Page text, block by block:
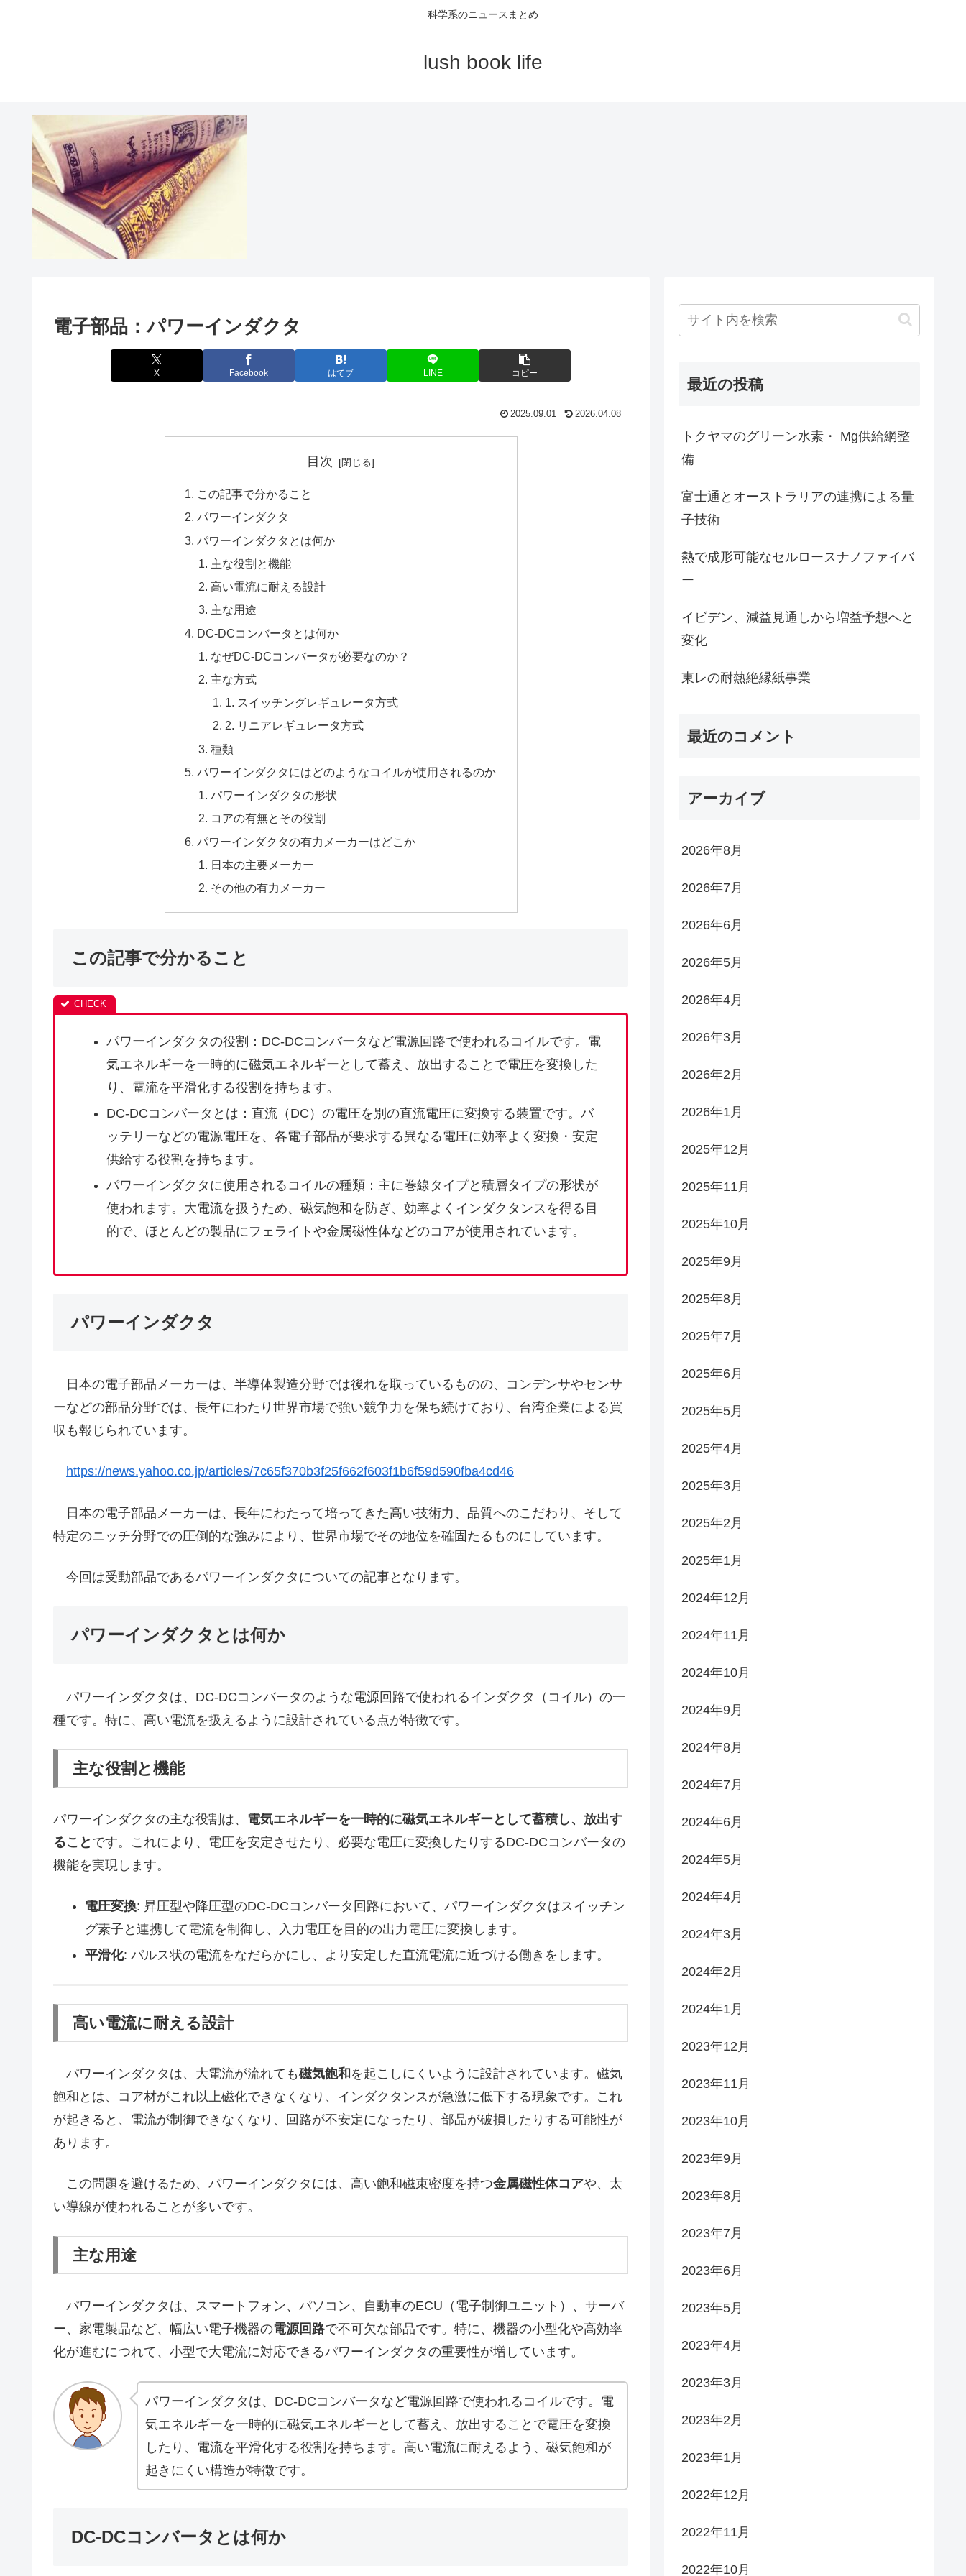
科学系のニュースまとめ
lush book life
電子部品：パワーインダクタ
X Facebook はてブ LINE コピー
2025.09.01 2026.04.08
目次
この記事で分かること
パワーインダクタ
パワーインダクタとは何か
主な役割と機能
高い電流に耐える設計
主な用途
DC-DCコンバータとは何か
なぜDC-DCコンバータが必要なのか？
主な方式
1. スイッチングレギュレータ方式
2. リニアレギュレータ方式
種類
パワーインダクタにはどのようなコイルが使用されるのか
パワーインダクタの形状
コアの有無とその役割
パワーインダクタの有力メーカーはどこか
日本の主要メーカー
その他の有力メーカー
この記事で分かること
パワーインダクタの役割：DC-DCコンバータなど電源回路で使われるコイルです。電
気エネルギーを一時的に磁気エネルギーとして蓄え、放出することで電圧を変換した
り、電流を平滑化する役割を持ちます。
DC-DCコンバータとは：直流（DC）の電圧を別の直流電圧に変換する装置です。バ
ッテリーなどの電源電圧を、各電子部品が要求する異なる電圧に効率よく変換・安定
供給する役割を持ちます。
パワーインダクタに使用されるコイルの種類：主に巻線タイプと積層タイプの形状が
使われます。大電流を扱うため、磁気飽和を防ぎ、効率よくインダクタンスを得る目
的で、ほとんどの製品にフェライトや金属磁性体などのコアが使用されています。
パワーインダクタ
日本の電子部品メーカーは、半導体製造分野では後れを取っているものの、コンデンサやセンサ
ーなどの部品分野では、長年にわたり世界市場で強い競争力を保ち続けており、台湾企業による買
収も報じられています。
https://news.yahoo.co.jp/articles/7c65f370b3f25f662f603f1b6f59d590fba4cd46
日本の電子部品メーカーは、長年にわたって培ってきた高い技術力、品質へのこだわり、そして
特定のニッチ分野での圧倒的な強みにより、世界市場でその地位を確固たるものにしています。
今回は受動部品であるパワーインダクタについての記事となります。
パワーインダクタとは何か
パワーインダクタは、DC-DCコンバータのような電源回路で使われるインダクタ（コイル）の一
種です。特に、高い電流を扱えるように設計されている点が特徴です。
主な役割と機能
パワーインダクタの主な役割は、 電気エネルギーを一時的に磁気エネルギーとして蓄積し、放出す
ること です。これにより、電圧を安定させたり、必要な電圧に変換したりするDC-DCコンバータの
機能を実現します。
電圧変換: 昇圧型や降圧型のDC-DCコンバータ回路において、パワーインダクタはスイッチン
グ素子と連携して電流を制御し、入力電圧を目的の出力電圧に変換します。
平滑化: パルス状の電流をなだらかにし、より安定した直流電流に近づける働きをします。
高い電流に耐える設計
パワーインダクタは、大電流が流れても磁気飽和を起こしにくいように設計されています。磁気
飽和とは、コア材がこれ以上磁化できなくなり、インダクタンスが急激に低下する現象です。これ
が起きると、電流が制御できなくなり、回路が不安定になったり、部品が破損したりする可能性が
あります。
この問題を避けるため、パワーインダクタには、高い飽和磁束密度を持つ金属磁性体コアや、太
い導線が使われることが多いです。
主な用途
パワーインダクタは、スマートフォン、パソコン、自動車のECU（電子制御ユニット）、サーバ
ー、家電製品など、幅広い電子機器の電源回路で不可欠な部品です。特に、機器の小型化や高効率
化が進むにつれて、小型で大電流に対応できるパワーインダクタの重要性が増しています。
パワーインダクタは、DC-DCコンバータなど電源回路で使われるコイルです。電
気エネルギーを一時的に磁気エネルギーとして蓄え、放出することで電圧を変換
したり、電流を平滑化する役割を持ちます。高い電流に耐えるよう、磁気飽和が
起きにくい構造が特徴です。
DC-DCコンバータとは何か
最近の投稿
トクヤマのグリーン水素・ Mg供給網整
備
富士通とオーストラリアの連携による量
子技術
熱で成形可能なセルロースナノファイバ
ー
イビデン、減益見通しから増益予想へと
変化
東レの耐熱絶縁紙事業
最近のコメント
アーカイブ
2026年8月
2026年7月
2026年6月
2026年5月
2026年4月
2026年3月
2026年2月
2026年1月
2025年12月
2025年11月
2025年10月
2025年9月
2025年8月
2025年7月
2025年6月
2025年5月
2025年4月
2025年3月
2025年2月
2025年1月
2024年12月
2024年11月
2024年10月
2024年9月
2024年8月
2024年7月
2024年6月
2024年5月
2024年4月
2024年3月
2024年2月
2024年1月
2023年12月
2023年11月
2023年10月
2023年9月
2023年8月
2023年7月
2023年6月
2023年5月
2023年4月
2023年3月
2023年2月
2023年1月
2022年12月
2022年11月
2022年10月